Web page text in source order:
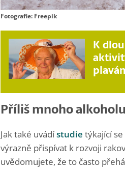
Fotografie: Freepik
K
Příliš mnoho alkoholu
Jak také uvádístudie týkající
výrazně přispívat k rozvoji
uvědomujete, že to často